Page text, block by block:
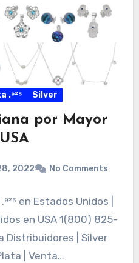
.⁹²⁵ Silver
por Mayor
2022 No Comments
.⁹²⁵ en Estados Unidos |
en USA 1(800) 825-
Distribuidores | Silver
| Venta…